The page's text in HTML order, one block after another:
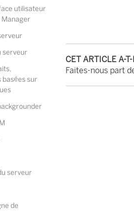
utilisateur
Manager
serveur
sur
serveur
de
CET ARTICLE A-
Faites-nous part